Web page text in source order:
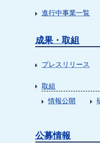
進行中事業一覧
成果・取組
プレスリリース
取組
情報公開
公募情報